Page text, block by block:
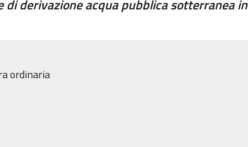
derivazione acqua pubblica sotterranea in
ordinaria